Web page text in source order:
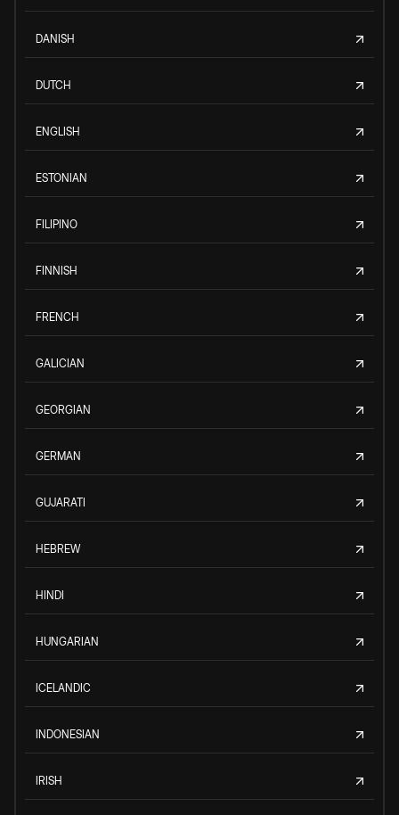
DANISH
DUTCH
ENGLISH
ESTONIAN
FILIPINO
FINNISH
FRENCH
GALICIAN
GEORGIAN
GERMAN
GUJARATI
HEBREW
HINDI
HUNGARIAN
ICELANDIC
INDONESIAN
IRISH